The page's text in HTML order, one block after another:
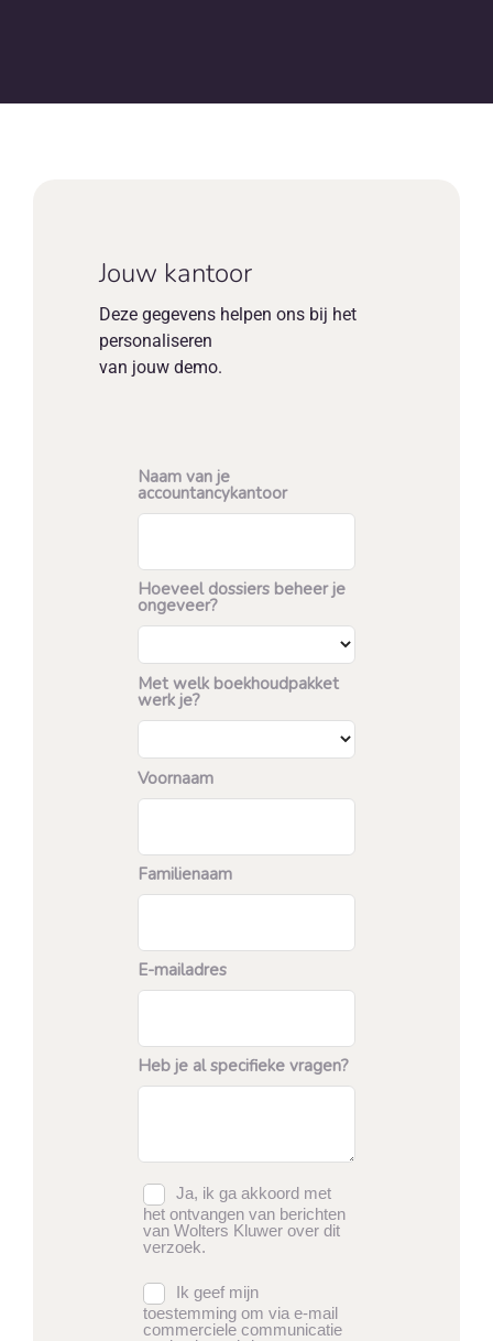
Jouw kantoor
Deze gegevens helpen ons bij het
personaliseren
van jouw demo.